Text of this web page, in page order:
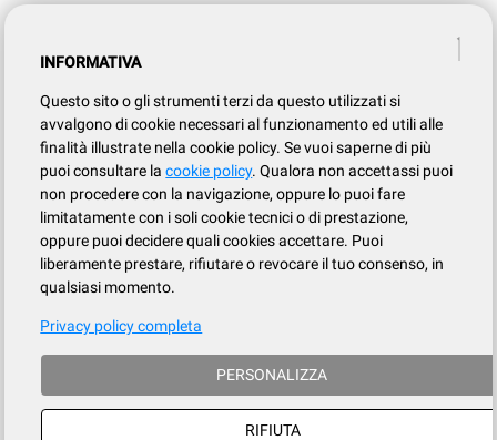
INFORMATIVA
Questo sito o gli strumenti terzi da questo utilizzati si
avvalgono di cookie necessari al funzionamento ed utili alle
finalità illustrate nella cookie policy. Se vuoi saperne di più
puoi consultare lacookie policy. Qualora non accettassi puoi
non procedere con la navigazione, oppure lo puoi fare
limitatamente con i soli cookie tecnici o di prestazione,
oppure puoi decidere quali cookies accettare. Puoi
liberamente prestare, rifiutare o revocare il tuo consenso, in
qualsiasi momento.
Privacy policy completa
PERSONALIZZA
RIFIUTA